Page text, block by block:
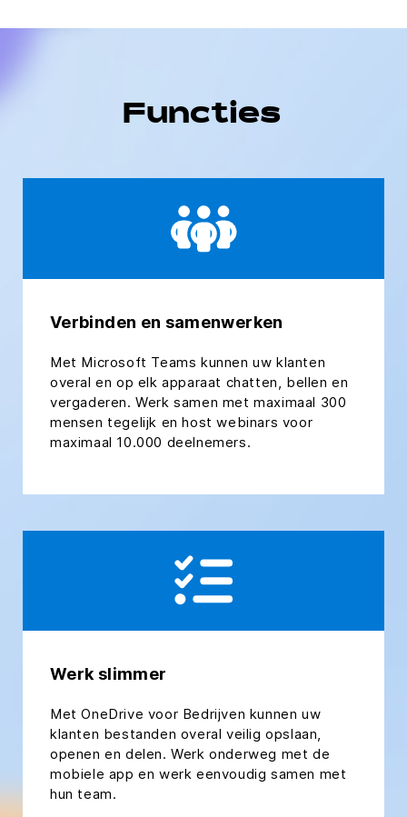
Functies
Verbinden en samenwerken
Met Microsoft Teams kunnen uw klanten
overal en op elk apparaat chatten, bellen en
vergaderen. Werk samen met maximaal 300
mensen tegelijk en host webinars voor
maximaal 10.000 deelnemers.
Werk slimmer
Met OneDrive voor Bedrijven kunnen uw
klanten bestanden overal veilig opslaan,
openen en delen. Werk onderweg met de
mobiele app en werk eenvoudig samen met
hun team.